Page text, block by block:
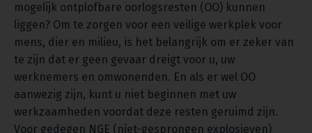
mogelijk ontplofbare oorlogsresten (OO) kunnen
liggen? Om te zorgen voor een veilige werkplek voor
mens, dier en milieu, is het belangrijk om er zeker van
te zijn dat er geen gevaar dreigt voor u, uw
werknemers en omwonenden. En als er wel OO
aanwezig zijn, kunt u niet beginnen met uw
werkzaamheden voordat deze resten geruimd zijn.
Voor gedegen NGE (niet-gesprongen explosieven)